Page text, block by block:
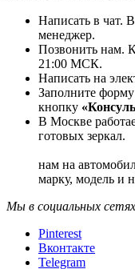
Написать в чат.
менеджер.
Позвонить нам.
21:00 МСК.
Написать на
Заполните
кнопку
В Москве
нам на
марку, модель и
Мы в социальных
Pinterest
Вконтакте
Telegram